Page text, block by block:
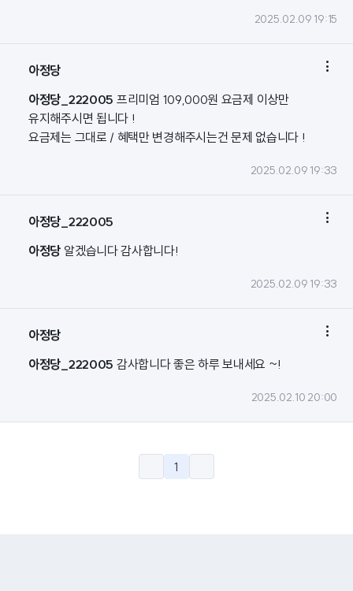
2025.02.09 19:15
아정당 
아정당_222005 프리미엄 109,000원 요금제 이상만
유지해주시면 됩니다 !
요금제는 그대로 / 혜택만 변경해주시는건 문제 없습니다 !
2025.02.09 19:33
아정당_222005 
아정당 알겠습니다 감사합니다!
2025.02.09 19:33
아정당 
아정당_222005 감사합니다 좋은 하루 보내세요 ~!
2025.02.10 20:00
1